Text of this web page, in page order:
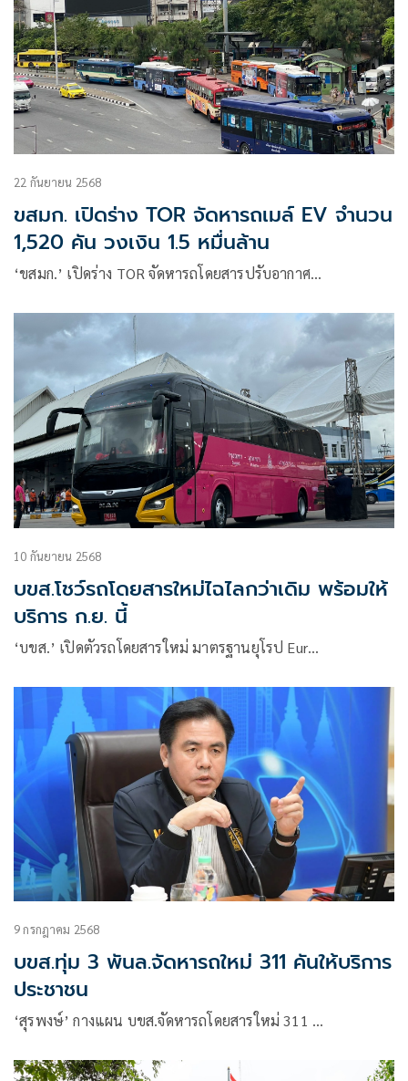
22 กันยายน 2568
ขสมก. เปิดร่าง TOR จัดหารถเมล์ EV จำนวน
1,520 คัน วงเงิน 1.5 หมื่นล้าน
‘ขสมก.’ เปิดร่าง TOR จัดหารถโดยสารปรับอากาศ…
10 กันยายน 2568
บขส.โชว์รถโดยสารใหม่ไฉไลกว่าเดิม พร้อมให้
บริการ ก.ย. นี้
‘บขส.’ เปิดตัวรถโดยสารใหม่ มาตรฐานยุโรป Eur…
9 กรกฎาคม 2568
บขส.ทุ่ม 3 พันล.จัดหารถใหม่ 311 คันให้บริการ
ประชาชน
‘สุรพงษ์’ กางแผน บขส.จัดหารถโดยสารใหม่ 311 …